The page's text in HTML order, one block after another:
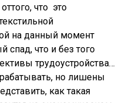
что это
на данный момент
спад, что и без того
трудоустройства…
но лишены
как такая